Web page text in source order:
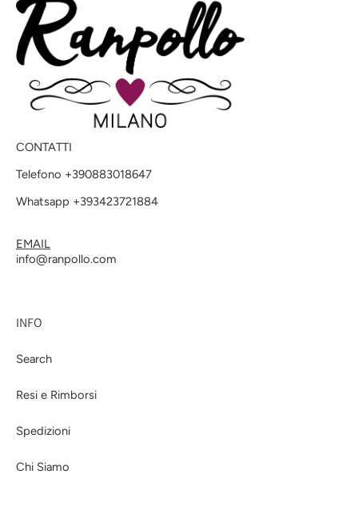
CONTATTI
Telefono +390883018647
Whatsapp +393423721884
EMAIL
info@ranpollo.com
INFO
Search
Resi e Rimborsi
Spedizioni
Chi Siamo